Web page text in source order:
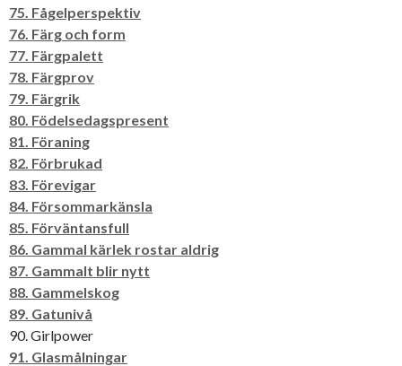
75. Fågelperspektiv
76. Färg och form
77. Färgpalett
78. Färgprov
79. Färgrik
80. Födelsedagspresent
81. Föraning
82. Förbrukad
83. Förevigar
84. Försommarkänsla
85. Förväntansfull
86. Gammal kärlek rostar aldrig
87. Gammalt blir nytt
88. Gammelskog
89. Gatunivå
90. Girlpower
91. Glasmålningar